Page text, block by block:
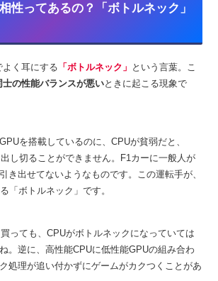
性ってあるの？「ボトルネック」
く耳にする 「ボトルネック」 という言葉。こ
士の性能バランスが悪いときに起こる現象で
を搭載しているのに、CPUが貧弱だと、
し切ることができません。F1カーに一般人が
き出せてないようなものです。この運転手が、
「ボトルネック」です。
っても、CPUがボトルネックになっていては
。逆に、高性能CPUに低性能GPUの組み合わ
処理が追い付かずにゲームがカクつくことがあ